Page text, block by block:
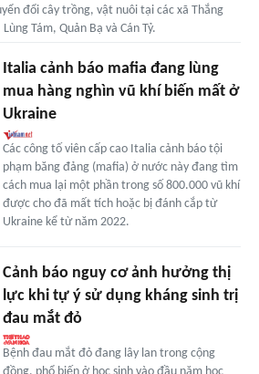
đổi cây trồng, vật nuôi tại các xã Thắng
Tám, Quản Bạ và Cán Tỷ.
Italia cảnh báo mafia đang lùng
mua hàng nghìn vũ khí biến mất ở
Ukraine
Các công tố viên cấp cao Italia cảnh báo tội
phạm băng đảng (mafia) ở nước này đang tìm
cách mua lại một phần trong số 800.000 vũ khí
được cho đã mất tích hoặc bị đánh cắp từ
Ukraine kể từ năm 2022.
Cảnh báo nguy cơ ảnh hưởng thị
lực khi tự ý sử dụng kháng sinh trị
đau mắt đỏ
Bệnh đau mắt đỏ đang lây lan trong cộng
đồng, phổ biến ở học sinh vào đầu năm học